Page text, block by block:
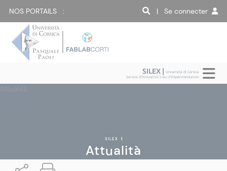
NOS PORTAILS : | Se connecter
SILEX |Università di Corsica
Service d'Innovation Lieu d'EXpérimentation
Attualità
SILEX |
Attualità